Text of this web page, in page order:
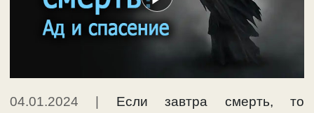
04.01.2024
Если завтра смерть, то